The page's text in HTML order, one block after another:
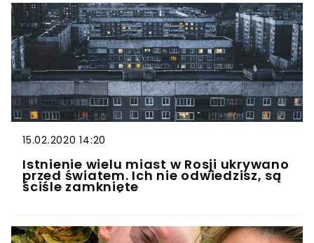
15.02.2020 14:20
Istnienie wielu miast w Rosji ukrywano
przed światem. Ich nie odwiedzisz, są
ściśle zamknięte